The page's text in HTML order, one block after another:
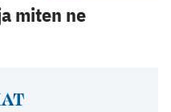
miten ne